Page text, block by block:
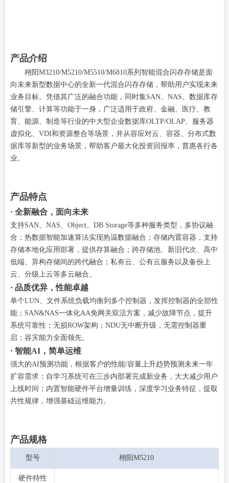
产品介绍
栩阳M3210/M5210/M5510/M6810系列智能混合闪存存储是面
向未来新型数据中心的全新一代混合闪存存储，帮助用户实现未来
业务目标。凭借其广泛的融合功能，同时集SAN、NAS、数据库存
储引擎、计算等功能于一身，广泛适用于政府、金融、医疗、教
育、能源、制造等行业的中大型企业数据库OLTP/OLAP、服务器
虚拟化、VDI和资源整合等场景，并从容应对云、容器、分布式数
据库等新型的业务场景，帮助客户最大化投资回报率，普惠各行各
业。
产品特点
· 全新融合，面向未来
支持SAN、NAS、Object、DB Storage等多种服务类型，多协议融
合；热数据智能加速算法实现热温数据融合；存储内置容器，支持
存储本地化应用部署，提供存算融合；跨存储池、新旧代次、高中
低端、异构存储间的跨代融合；私有云、公有云服务以及备份上
云、分级上云等多云融合。
· 品质优异，性能卓越
单个LUN、文件系统负载均衡到多个控制器，发挥控制器的全部性
能；SAN&NAS一体化AA免网关双活方案，减少故障节点，提升
系统可靠性；无损ROW架构；NDU无中断升级，无需控制器重
启；容灾能力全面领先。
· 智能AI，简单运维
强大的AI预测功能，根据客户的性能/容量上升趋势预测未来一年
扩容需求；自学习系统可在三步内部署完成新业务，大大减少用户
上线时间；内置智能硬件平台增量训练，深度学习业务特征，提取
共性规律，增强基础运维能力。
产品规格
型号 栩阳M5210
硬件特性